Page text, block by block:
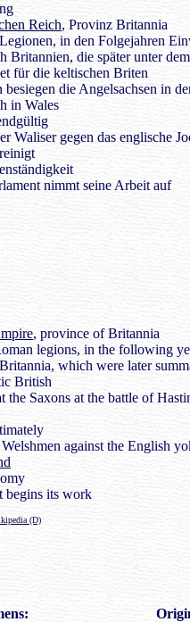
Reich, Provinz Britannia
in den Folgejahren
Britannien, die später unter
für die keltischen Briten
besiegen die Angelsachsen in
in Wales
Waliser gegen das englische
nimmt seine Arbeit auf
, province of Britannia
legions, in the following
which were later
British
the Saxons at the battle of
against the English
begins its work
(D)
s: